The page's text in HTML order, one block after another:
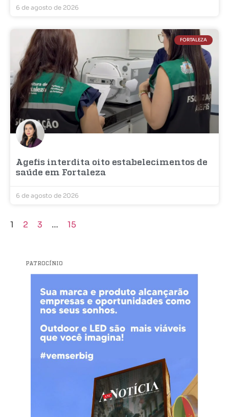
6 de agosto de 2026
FORTALEZA
Agefis interdita oito estabelecimentos de
saúde em Fortaleza
6 de agosto de 2026
1 2 3 … 15
PATROCÍNIO